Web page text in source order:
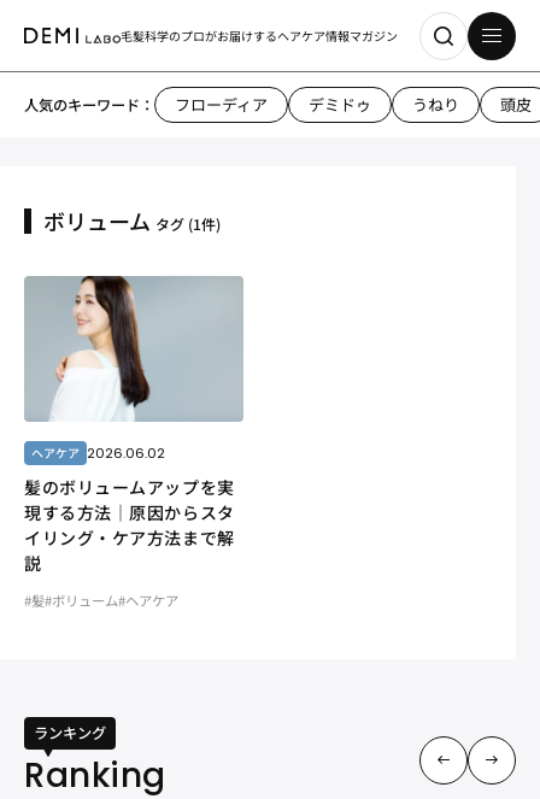
毛髪科学のプロがお届けするヘアケア情報マガジン
人気のキーワード： フローディア デミドゥ うねり 頭皮
ボリューム タグ (1件)
ヘアケア 2026.06.02
髪のボリュームアップを実
現する方法｜原因からスタ
イリング・ケア方法まで解
説
#髪#ボリューム#ヘアケア
ランキング